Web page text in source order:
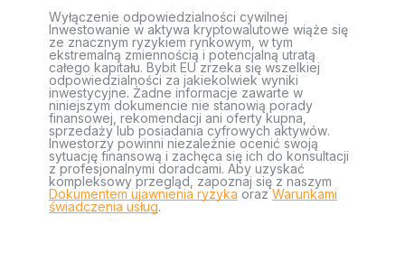
Wyłączenie odpowiedzialności cywilnej
Inwestowanie w aktywa kryptowalutowe wiąże się
ze znacznym ryzykiem rynkowym, w tym
ekstremalną zmiennością i potencjalną utratą
całego kapitału. Bybit EU zrzeka się wszelkiej
odpowiedzialności za jakiekolwiek wyniki
inwestycyjne. Żadne informacje zawarte w
niniejszym dokumencie nie stanowią porady
finansowej, rekomendacji ani oferty kupna,
sprzedaży lub posiadania cyfrowych aktywów.
Inwestorzy powinni niezależnie ocenić swoją
sytuację finansową i zachęca się ich do konsultacji
z profesjonalnymi doradcami. Aby uzyskać
kompleksowy przegląd, zapoznaj się z naszym
Dokumentem ujawnienia ryzyka orazWarunkami
świadczenia usług.